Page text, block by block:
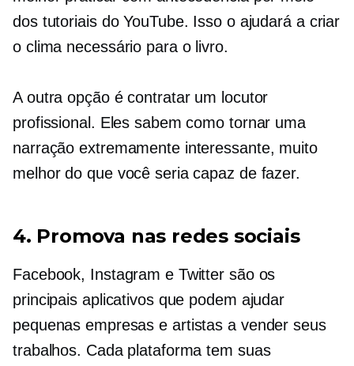
dos tutoriais do YouTube. Isso o ajudará a criar
o clima necessário para o livro.
A outra opção é contratar um locutor
profissional. Eles sabem como tornar uma
narração extremamente interessante, muito
melhor do que você seria capaz de fazer.
4. Promova nas redes sociais
Facebook, Instagram e Twitter são os
principais aplicativos que podem ajudar
pequenas empresas e artistas a vender seus
trabalhos. Cada plataforma tem suas